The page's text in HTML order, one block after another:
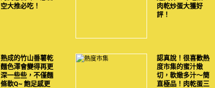
空大推必吃！
熟成的竹山番薯乾
麵色澤會變得再更
深一些些，不僅麵
條軟Q~ 飽足感更
肉乾炒蛋大獲好
評！
認真說！很喜歡熱
度市集的蜜汁嫩
切，軟嫩多汁～簡
直極品！肉乾蛋三